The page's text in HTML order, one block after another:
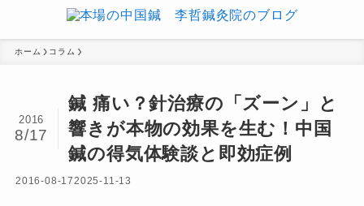
ホーム コラム
鍼 痛い？針治療の「ズーン」と
響きが本物の効果を生む！中国
鍼の得気体験談と即効症例
2016
8/17
2016-08-172025-11-13